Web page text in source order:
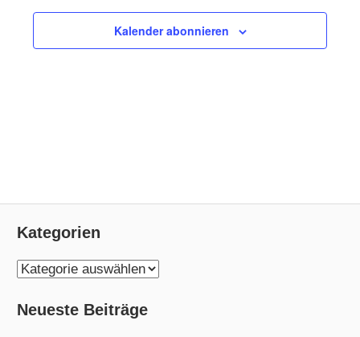
Kalender abonnieren
Kategorien
K
tNeueste Beiträge